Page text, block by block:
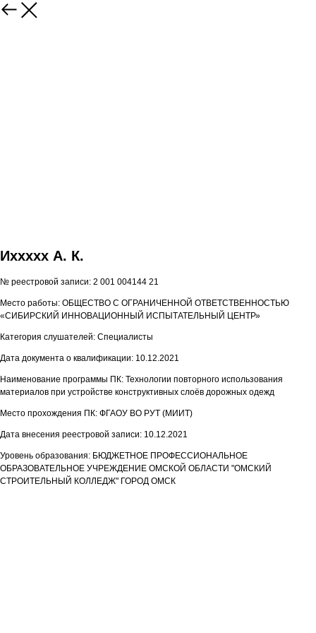
Иxxxxx А. К.
№ реестровой записи: 2 001 004144 21
Место работы: ОБЩЕСТВО С ОГРАНИЧЕННОЙ ОТВЕТСТВЕННОСТЬЮ
«СИБИРСКИЙ ИННОВАЦИОННЫЙ ИСПЫТАТЕЛЬНЫЙ ЦЕНТР»
Категория слушателей: Специалисты
Дата документа о квалификации: 10.12.2021
Наименование программы ПК: Технологии повторного использования
материалов при устройстве конструктивных слоёв дорожных одежд
Место прохождения ПК: ФГАОУ ВО РУТ (МИИТ)
Дата внесения реестровой записи: 10.12.2021
Уровень образования: БЮДЖЕТНОЕ ПРОФЕССИОНАЛЬНОЕ
ОБРАЗОВАТЕЛЬНОЕ УЧРЕЖДЕНИЕ ОМСКОЙ ОБЛАСТИ "ОМСКИЙ
СТРОИТЕЛЬНЫЙ КОЛЛЕДЖ" ГОРОД ОМСК